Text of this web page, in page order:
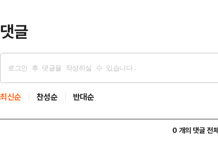
댓글
최신순 찬성순 반대순
0 개의 댓글 전